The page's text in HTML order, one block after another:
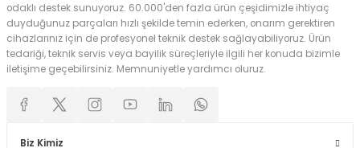
odaklı destek sunuyoruz. 60.000'den fazla ürün çeşidimizle ihtiyaç
duyduğunuz parçaları hızlı şekilde temin ederken, onarım gerektiren
cihazlarınız için de profesyonel teknik destek sağlayabiliyoruz. Ürün
tedariği, teknik servis veya bayilik süreçleriyle ilgili her konuda bizimle
iletişime geçebilirsiniz. Memnuniyetle yardımcı oluruz.
Biz Kimiz